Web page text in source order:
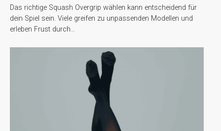
Das richtige Squash Overgrip wählen kann entscheidend für
dein Spiel sein. Viele greifen zu unpassenden Modellen und
erleben Frust durch…